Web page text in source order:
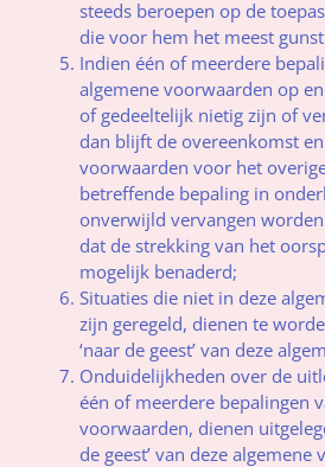
steeds beroepen op de
die voor hem het meest
Indien één of meerdere
algemene voorwaarden op
of gedeeltelijk nietig zijn of
dan blijft de overeenkomst
voorwaarden voor het
betreffende bepaling in
onverwijld vervangen
dat de strekking van het
mogelijk benaderd;
Situaties die niet in deze
zijn geregeld, dienen te
‘naar de geest’ van deze
Onduidelijkheden over de
één of meerdere bepalingen
voorwaarden, dienen
de geest’ van deze algemene